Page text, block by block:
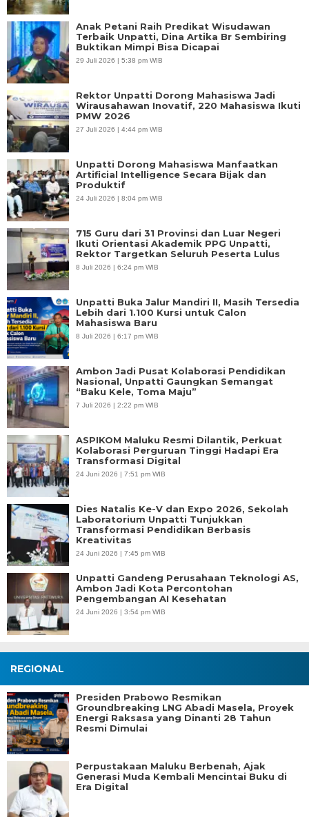
Anak Petani Raih Predikat Wisudawan
Terbaik Unpatti, Dina Artika Br Sembiring
Buktikan Mimpi Bisa Dicapai
29 Juli 2026 | 5:38 pm WIB
Rektor Unpatti Dorong Mahasiswa Jadi
Wirausahawan Inovatif, 220 Mahasiswa Ikuti
PMW 2026
27 Juli 2026 | 4:44 pm WIB
Unpatti Dorong Mahasiswa Manfaatkan
Artificial Intelligence Secara Bijak dan
Produktif
24 Juli 2026 | 8:04 pm WIB
715 Guru dari 31 Provinsi dan Luar Negeri
Ikuti Orientasi Akademik PPG Unpatti,
Rektor Targetkan Seluruh Peserta Lulus
8 Juli 2026 | 6:24 pm WIB
Unpatti Buka Jalur Mandiri II, Masih Tersedia
Lebih dari 1.100 Kursi untuk Calon
Mahasiswa Baru
8 Juli 2026 | 6:17 pm WIB
Ambon Jadi Pusat Kolaborasi Pendidikan
Nasional, Unpatti Gaungkan Semangat
“Baku Kele, Toma Maju”
7 Juli 2026 | 2:22 pm WIB
ASPIKOM Maluku Resmi Dilantik, Perkuat
Kolaborasi Perguruan Tinggi Hadapi Era
Transformasi Digital
24 Juni 2026 | 7:51 pm WIB
Dies Natalis Ke-V dan Expo 2026, Sekolah
Laboratorium Unpatti Tunjukkan
Transformasi Pendidikan Berbasis
Kreativitas
24 Juni 2026 | 7:45 pm WIB
Unpatti Gandeng Perusahaan Teknologi AS,
Ambon Jadi Kota Percontohan
Pengembangan AI Kesehatan
24 Juni 2026 | 3:54 pm WIB
REGIONAL
Presiden Prabowo Resmikan
Groundbreaking LNG Abadi Masela, Proyek
Energi Raksasa yang Dinanti 28 Tahun
Resmi Dimulai
Perpustakaan Maluku Berbenah, Ajak
Generasi Muda Kembali Mencintai Buku di
Era Digital